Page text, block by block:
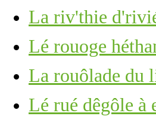
La riv'thie
Lé rouoge
La rouôlade du
Lé rué dêgôle à